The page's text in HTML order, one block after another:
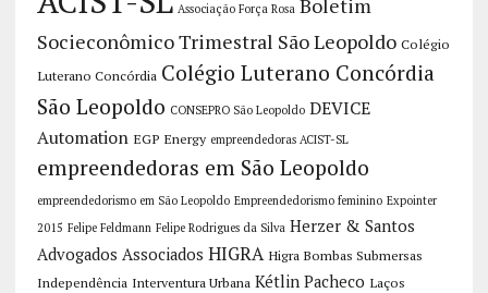
Associação Força Rosa
Socieconômico Trimestral São Leopoldo Colégio
Luterano Concórdia Colégio Luterano Concórdia
São Leopoldo CONSEPRO São Leopoldo DEVICE
Automation EGP Energy empreendedoras ACIST-SL
empreendedoras em São Leopoldo
empreendedorismo em São Leopoldo Empreendedorismo feminino Expointer
2015 Felipe Feldmann Felipe Rodrigues da Silva Herzer & Santos
Advogados Associados HIGRA Higra Bombas Submersas
Independência Interventura Urbana Kétlin Pacheco Laços